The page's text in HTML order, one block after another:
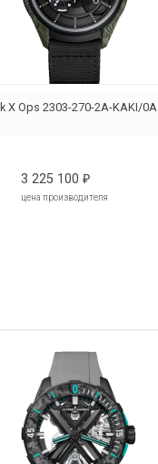
X Ops 2303-270-2A-KAKI/0A
3 225 100 ₽
цена производителя